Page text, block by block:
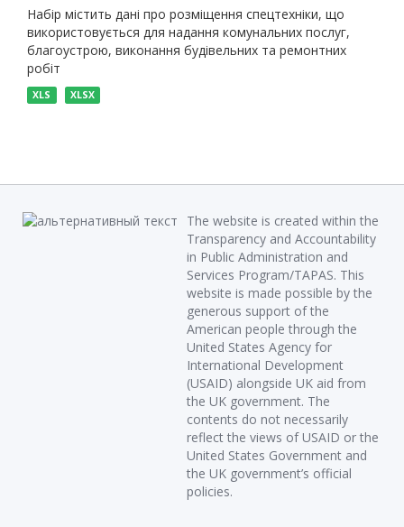
Набір містить дані про розміщення спецтехніки, що
використовується для надання комунальних послуг,
благоустрою, виконання будівельних та ремонтних
робіт
XLS XLSX
The website is created within the
Transparency and Accountability
in Public Administration and
Services Program/TAPAS. This
website is made possible by the
generous support of the
American people through the
United States Agency for
International Development
(USAID) alongside UK aid from
the UK government. The
contents do not necessarily
reflect the views of USAID or the
United States Government and
the UK government’s official
policies.